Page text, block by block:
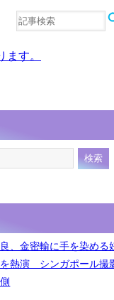
音楽
す。
、金密輸に手を染める
熱演 シンガポール撮